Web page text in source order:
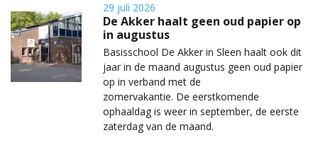
29 juli 2026
De Akker haalt geen oud papier op
in augustus
Basisschool De Akker in Sleen haalt ook dit
jaar in de maand augustus geen oud papier
op in verband met de
zomervakantie. De eerstkomende
ophaaldag is weer in september, de eerste
zaterdag van de maand.